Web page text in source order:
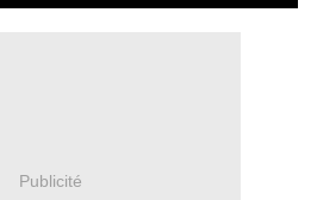
Publicité